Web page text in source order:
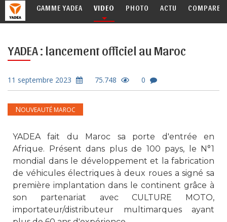
GAMME YADEA VIDEO PHOTO ACTU COMPARER
YADEA : lancement officiel au Maroc
11 septembre 2023 75.748 0
NOUVEAUTÉ MAROC
YADEA fait du Maroc sa porte d'entrée en
Afrique. Présent dans plus de 100 pays, le N°1
mondial dans le développement et la fabrication
de véhicules électriques à deux roues a signé sa
première implantation dans le continent grâce à
son partenariat avec CULTURE MOTO,
importateur/distributeur multimarques ayant